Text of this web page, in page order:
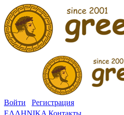
Войти
Регистрация
ΕΛΛΗΝΙΚΑ Контакты